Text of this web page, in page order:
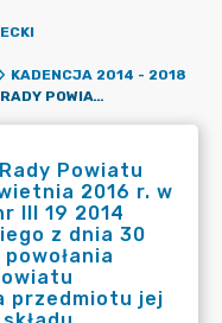
KADENCJA 2014 - 2018
UCHWAŁA NR XVII 120 2016 RADY POWIATU ZGORZELECKIEGO Z DNIA 1 KWIETNIA 2016 R. W SPRAWIE ZMIANY UCHWAŁY NR III 19 2014 RADY POWIATU ZGORZELECKIEGO Z DNIA 30 GRUDNIA 2014 R. W SPRAWIE POWOŁANIA KOMISJI REWIZYJNEJ RADY POWIATU ZGORZELECKIEGO, USTALENIA PRZEDMIOTU JEJ DZIAŁANIA ORAZ OKREŚLENIA SKŁADU OSOBOWEGO.
Powiatu
2016 r. w
III 19 2014
z dnia 30
przedmiotu jej